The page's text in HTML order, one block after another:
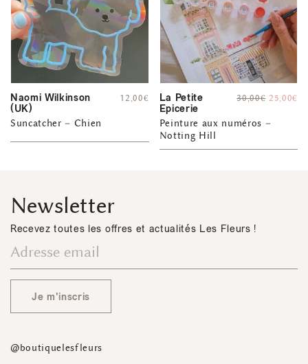
Naomi Wilkinson
(UK)
Suncatcher – Chien
12,00€
La Petite
Epicerie
Peinture aux numéros –
Notting Hill
30,00€ 25,00€
Newsletter
Recevez toutes les offres et actualités Les Fleurs !
Je m'inscris
@boutiquelesfleurs